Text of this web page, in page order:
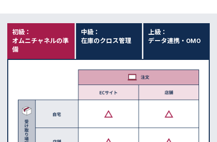
初級：
オムニチャネルの準
備
中級：
在庫のクロス管理
上級：
データ連携・OMO